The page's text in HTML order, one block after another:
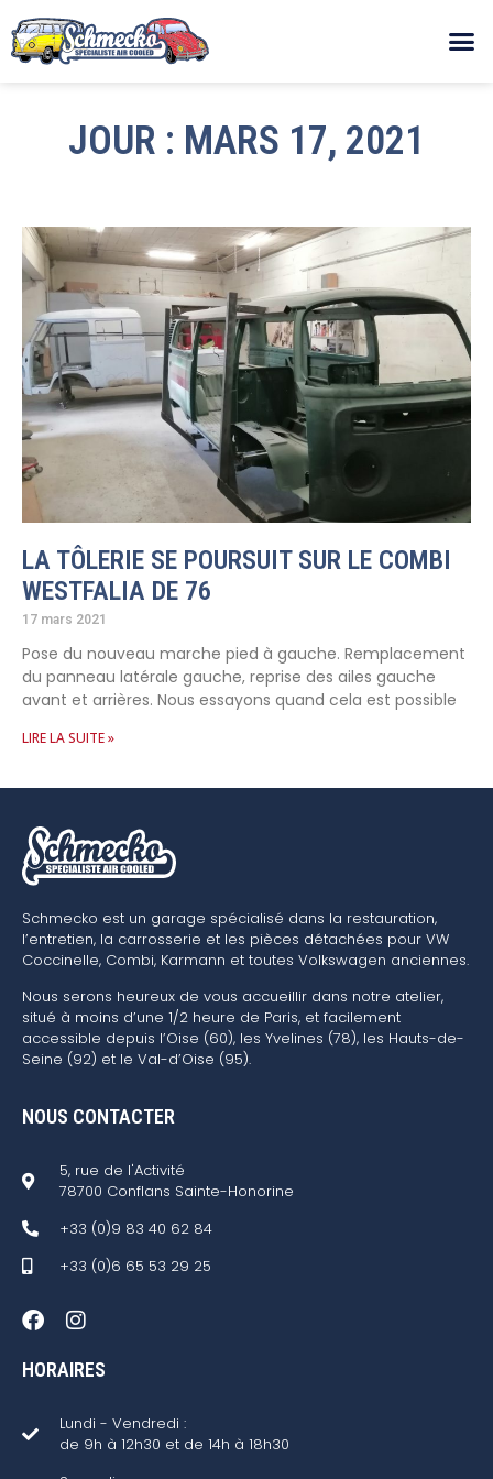
JOUR : MARS 17, 2021
LA TÔLERIE SE POURSUIT SUR LE COMBI
WESTFALIA DE 76
17 mars 2021
Pose du nouveau marche pied à gauche. Remplacement
du panneau latérale gauche, reprise des ailes gauche
avant et arrières. Nous essayons quand cela est possible
LIRE LA SUITE »
Schmecko est un garage spécialisé dans la restauration,
l’entretien, la carrosserie et les pièces détachées pour VW
Coccinelle, Combi, Karmann et toutes Volkswagen anciennes.
Nous serons heureux de vous accueillir dans notre atelier,
situé à moins d’une 1/2 heure de Paris, et facilement
accessible depuis l’Oise (60), les Yvelines (78), les Hauts-de-
Seine (92) et le Val-d’Oise (95).
NOUS CONTACTER
5, rue de l'Activité
78700 Conflans Sainte-Honorine
+33 (0)9 83 40 62 84
+33 (0)6 65 53 29 25
HORAIRES
Lundi - Vendredi :
de 9h à 12h30 et de 14h à 18h30